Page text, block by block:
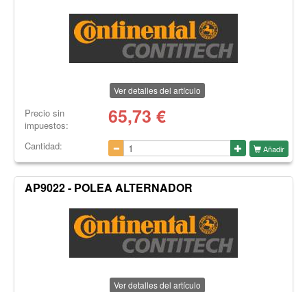
Ver detalles del artículo
Precio sin
impuestos:
65,73 €
Cantidad: Añadir
AP9022 - POLEA ALTERNADOR
Ver detalles del artículo